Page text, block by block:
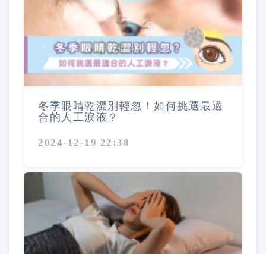
冬季眼睛乾澀別輕忽！如何挑選最適
合的人工淚液？
2024-12-19 22:38